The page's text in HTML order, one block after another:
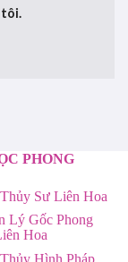
tôi.
PHONG
Sư Liên Hoa
Lý Gốc Phong
Hoa
Hình Pháp